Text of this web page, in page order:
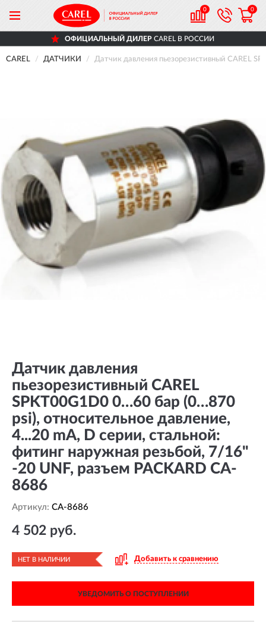
0 0
ОФИЦИАЛЬНЫЙ ДИЛЕРCAREL В РОССИИ
CAREL ДАТЧИКИ Датчик давления пьезорезистивный CAREL
Датчик давления
пьезорезистивный CAREL
SPKT00G1D0 0…60 бар (0…870
psi), относительное давление,
4...20 mА, D серии, стальной:
фитинг наружная резьбой, 7/16"
-20 UNF, разъем PACKARD CA-
8686
Артикул: CA-8686
4 502 руб.
НЕТ В НАЛИЧИИ Добавить к сравнению
УВЕДОМИТЬ О ПОСТУПЛЕНИИ